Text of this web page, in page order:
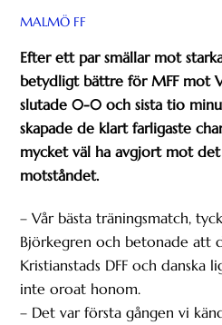
MALMÖ FF
Efter ett par smällar mot
betydligt bättre för MFF mot
slutade 0-0 och sista tio
skapade de klart farligaste
mycket väl ha avgjort mot det
motståndet.
– Vår bästa träningsmatch,
Björkegren och betonade att
Kristianstads DFF och danska
inte oroat honom.
– Det var första gången vi